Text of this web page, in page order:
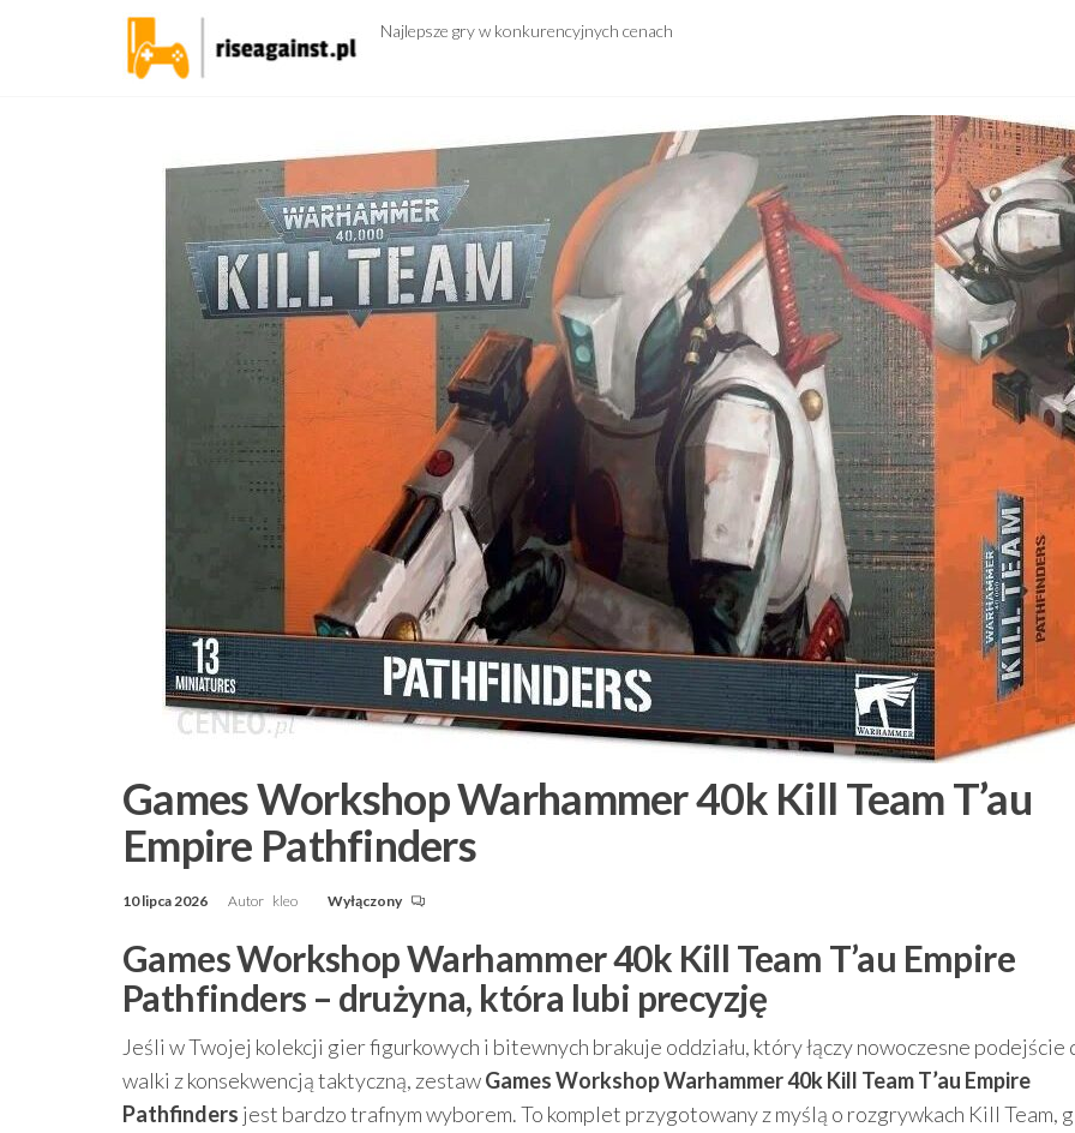
Najlepsze gry w konkurencyjnych cenach
Games Workshop Warhammer 40k Kill Team T’au
Empire Pathfinders
10 lipca 2026 Autor kleo Wyłączony
Games Workshop Warhammer 40k Kill Team T’au Empire
Pathfinders – drużyna, która lubi precyzję
Jeśli w Twojej kolekcji gier figurkowych i bitewnych brakuje oddziału, który łączy nowoczesne podejście
walki z konsekwencją taktyczną, zestawGames Workshop Warhammer 40k Kill Team T’au Empire
Pathfinders jest bardzo trafnym wyborem. To komplet przygotowany z myślą o rozgrywkach Kill Team,